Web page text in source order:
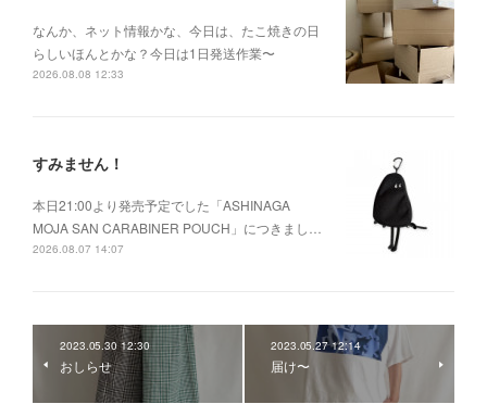
なんか、ネット情報かな、今日は、たこ焼きの日
らしいほんとかな？今日は1日発送作業〜
2026.08.08 12:33
すみません！
本日21:00より発売予定でした「ASHINAGA
MOJA SAN CARABINER POUCH」につきまし…
2026.08.07 14:07
2023.05.30 12:30
おしらせ
2023.05.27 12:14
届け〜